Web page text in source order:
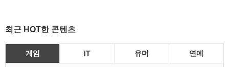
최근 HOT한 콘텐츠
게임 IT 유머 연예